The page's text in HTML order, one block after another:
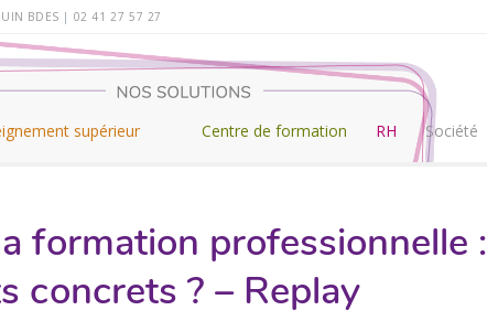
BDES | 02 41 27 57 27
supérieur Centre de formation RH Société
formation professionnelle :
concrets ? – Replay